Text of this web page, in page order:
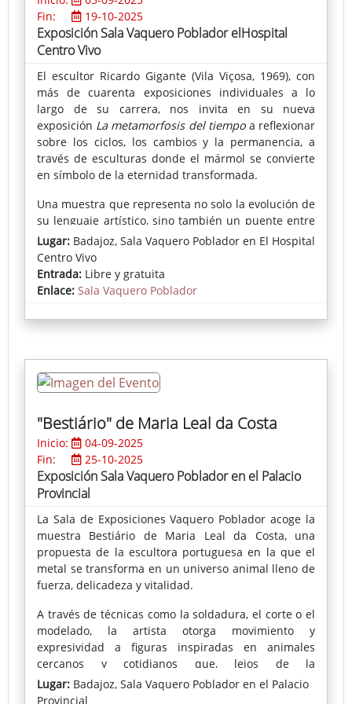
Fin:
19-10-2025
Exposición Sala Vaquero Poblador elHospital
Centro Vivo
El escultor Ricardo Gigante (Vila Viçosa, 1969), con
más de cuarenta exposiciones individuales a lo
largo de su carrera, nos invita en su nueva
exposición La metamorfosis del tiempoa reflexionar
sobre los ciclos, los cambios y la permanencia, a
través de esculturas donde el mármol se convierte
en símbolo de la eternidad transformada.
Una muestra que representa no solo la evolución de
su lenguaje artístico, sino también un puente entre
la tradición y la renovación, en la que el mármol del
Alentejo sigue siendo protagonista y embajador de
su tierra natal.
Lugar: Badajoz, Sala Vaquero Poblador en El Hospital
Centro Vivo
Entrada: Libre y gratuita
Enlace: Sala Vaquero Poblador
"Bestiário" de Maria Leal da Costa
Inicio:
04-09-2025
Fin:
25-10-2025
Exposición Sala Vaquero Poblador en el Palacio
Provincial
La Sala de Exposiciones Vaquero Poblador acoge la
muestra Bestiário de Maria Leal da Costa, una
propuesta de la escultora portuguesa en la que el
metal se transforma en un universo animal lleno de
fuerza, delicadeza y vitalidad.
A través de técnicas como la soldadura, el corte o el
modelado, la artista otorga movimiento y
expresividad a figuras inspiradas en animales
cercanos y cotidianos que, lejos de la
representación naturalista, emergen como
auténticos protagonistas de un bestiario
Lugar: Badajoz, Sala Vaquero Poblador en el Palacio
Provincial